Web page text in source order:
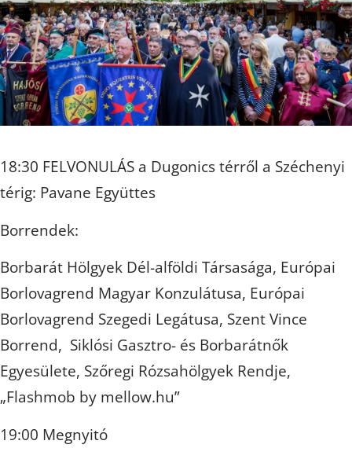
18:30 FELVONULÁS a Dugonics térről a Széchenyi
térig: Pavane Együttes
Borrendek:
Borbarát Hölgyek Dél-alföldi Társasága, Európai
Borlovagrend Magyar Konzulátusa, Európai
Borlovagrend Szegedi Legátusa, Szent Vince
Borrend, Siklósi Gasztro- és Borbarátnők
Egyesülete, Szőregi Rózsahölgyek Rendje,
„Flashmob by mellow.hu”
19:00 Megnyitó